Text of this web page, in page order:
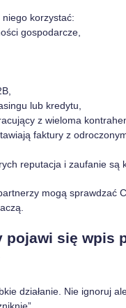
korzystać:
gospodarcze,
lub kredytu,
z wieloma
faktury z
reputacja i zaufanie są
mogą sprawdzać
pojawi się wpis
działanie. Nie ignoruj